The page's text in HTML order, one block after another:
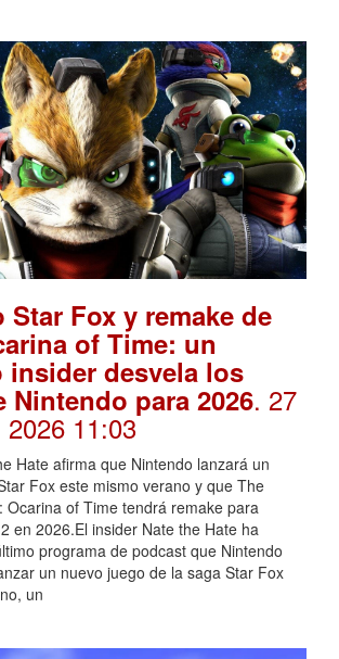
Star Fox y remake de
of Time: un
desvela los
Nintendo para 2026. 27
11:03
Hate afirma que Nintendo lanzará un
Fox este mismo verano y que The
Ocarina of Time tendrá remake para
en 2026.El insider Nate the Hate ha
programa de podcast que Nintendo
un nuevo juego de la saga Star Fox
un